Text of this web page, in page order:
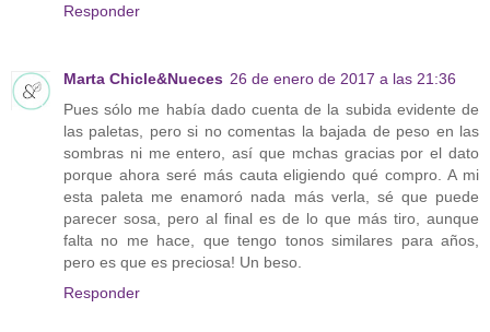
Responder
Marta Chicle&Nueces 26 de enero de 2017 a las 21:36
Pues sólo me había dado cuenta de la subida evidente de
las paletas, pero si no comentas la bajada de peso en las
sombras ni me entero, así que mchas gracias por el dato
porque ahora seré más cauta eligiendo qué compro. A mi
esta paleta me enamoró nada más verla, sé que puede
parecer sosa, pero al final es de lo que más tiro, aunque
falta no me hace, que tengo tonos similares para años,
pero es que es preciosa! Un beso.
Responder